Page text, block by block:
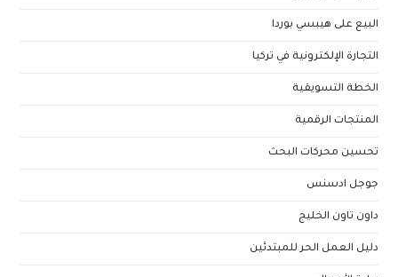
البيع على هيبسي بوردا
التجارة الإلكترونية في تركيا
الخطة التسويقية
المنتجات الرقمية
تحسين محركات البحث
جوجل ادسنس
داون تاون الخليج
دليل العمل الحر للمبتدئين